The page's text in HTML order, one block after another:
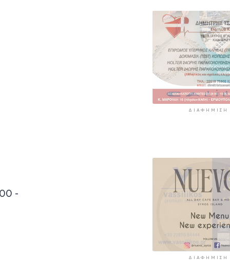
-
περιοχές
5 ώρες 43 λεπτά
ΔΙΑΦΉΜΙΣΗ
ΔΙΑΦΉΜΙΣΗ